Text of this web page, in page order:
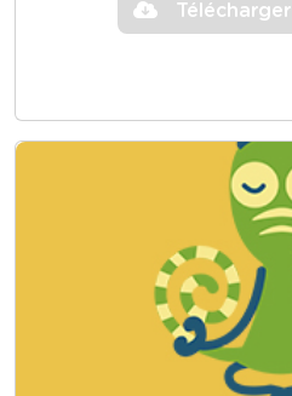
Télécharger